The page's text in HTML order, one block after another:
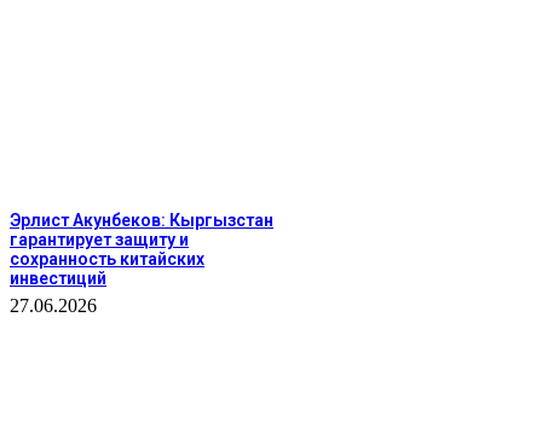
Эрлист Акунбеков: Кыргызстан
гарантирует защиту и
сохранность китайских
инвестиций
27.06.2026